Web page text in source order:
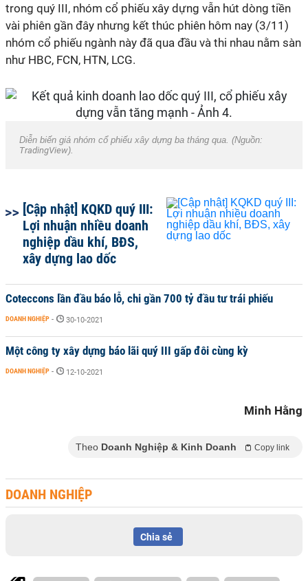
trong quý III, nhóm cổ phiếu xây dựng vẫn hút dòng tiền
vài phiên gần đây nhưng kết thúc phiên hôm nay (3/11)
nhóm cổ phiếu ngành này đã qua đầu và thi nhau nằm sàn
như HBC, FCN, HTN, LCG.
Diễn biến giá nhóm cổ phiếu xây dựng ba tháng qua. (Nguồn:
TradingView).
[Cập nhật] KQKD quý III:
Lợi nhuận nhiều doanh
nghiệp dầu khí, BĐS,
xây dựng lao dốc
Coteccons lần đầu báo lỗ, chi gần 700 tỷ đầu tư trái phiếu
DOANH NGHIỆP - 30-10-2021
Một công ty xây dựng báo lãi quý III gấp đôi cùng kỳ
DOANH NGHIỆP - 12-10-2021
Minh Hằng
Theo Doanh Nghiệp & Kinh Doanh Copy link
DOANH NGHIỆP
Chia sẻ